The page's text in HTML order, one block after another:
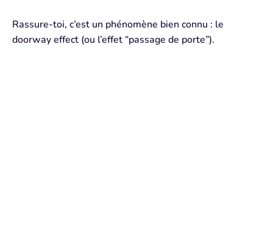
Rassure-toi, c’est un phénomène bien connu : le
doorway effect (ou l’effet “passage de porte”).